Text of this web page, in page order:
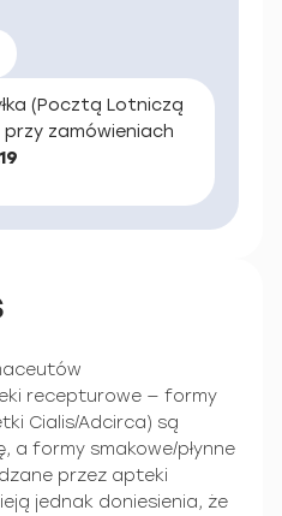
(Pocztą Lotniczą
zamówieniach
recepturowe — formy
Cialis/Adcirca) są
a formy smakowe/płynne
przez apteki
jednak doniesienia, że